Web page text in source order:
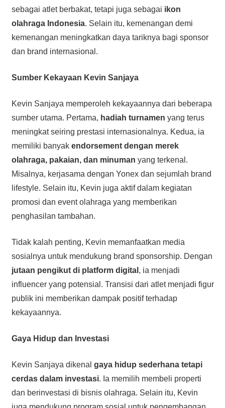
sebagai atlet berbakat, tetapi juga sebagai ikon
olahraga Indonesia. Selain itu, kemenangan demi
kemenangan meningkatkan daya tariknya bagi sponsor
dan brand internasional.
Sumber Kekayaan Kevin Sanjaya
Kevin Sanjaya memperoleh kekayaannya dari beberapa
sumber utama. Pertama, hadiah turnamen yang terus
meningkat seiring prestasi internasionalnya. Kedua, ia
memiliki banyak endorsement dengan merek
olahraga, pakaian, dan minuman yang terkenal.
Misalnya, kerjasama dengan Yonex dan sejumlah brand
lifestyle. Selain itu, Kevin juga aktif dalam kegiatan
promosi dan event olahraga yang memberikan
penghasilan tambahan.
Tidak kalah penting, Kevin memanfaatkan media
sosialnya untuk mendukung brand sponsorship. Dengan
jutaan pengikut di platform digital , ia menjadi
influencer yang potensial. Transisi dari atlet menjadi figur
publik ini memberikan dampak positif terhadap
kekayaannya.
Gaya Hidup dan Investasi
Kevin Sanjaya dikenal gaya hidup sederhana tetapi
cerdas dalam investasi. Ia memilih membeli properti
dan berinvestasi di bisnis olahraga. Selain itu, Kevin